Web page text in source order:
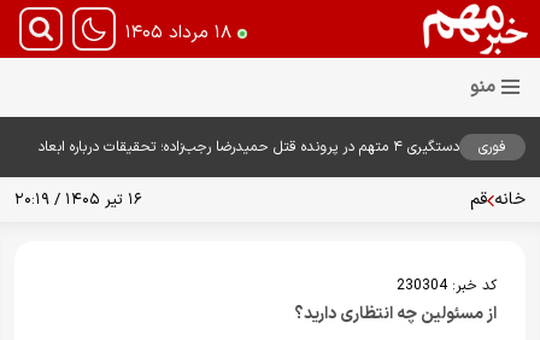
۱۸ مرداد ۱۴۰۵
فوری
دستگیری ۴ متهم در پرونده قتل حمیدرضا رجب‌زاده؛ تحقیقات درباره ابعاد
خانه قم ۱۶ تیر ۱۴۰۵ / ۲۰:۱۹
کد خبر:230304
از مسئولین چه انتظاری دارید؟